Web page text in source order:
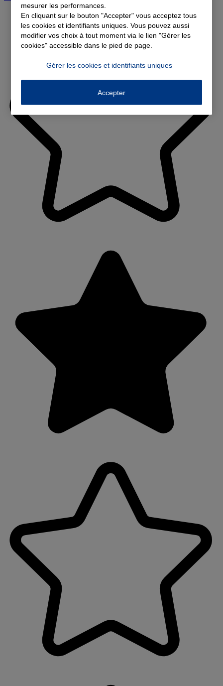
mesurer les performances.
En cliquant sur le bouton "Accepter" vous acceptez tous
les cookies et identifiants uniques. Vous pouvez aussi
modifier vos choix à tout moment via le lien "Gérer les
cookies" accessible dans le pied de page.
Gérer les cookies et identifiants uniques
Accepter